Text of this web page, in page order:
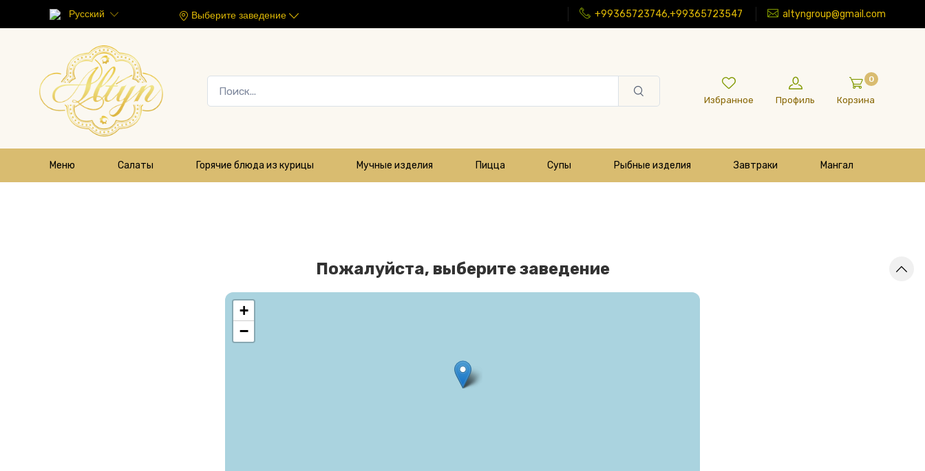
Русский Выберите заведение +99365723746,+99365723547 altyngroup@gmail.com
Избранное Профиль
0
Корзина
Меню Салаты Горячие блюда из курицы Мучные изделия Пицца Супы Рыбные изделия Завтраки Мангал
Пожалуйста, выберите заведение
+
−